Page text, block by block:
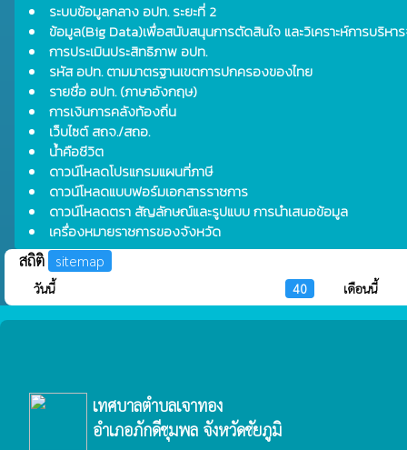
ระบบข้อมูลกลาง อปท. ระยะที่ 2
ข้อมูล(Big Data)เพื่อสนับสนุนการตัดสินใจ และวิเคราะห์การบริห
การประเมินประสิทธิภาพ อปท.
รหัส อปท. ตามมาตรฐานเขตการปกครองของไทย
รายชื่อ อปท. (ภาษาอังกฤษ)
การเงินการคลังท้องถิ่น
เว็บไซต์ สถจ./สถอ.
น้ำคือชีวิต
ดาวน์โหลดโปรแกรมแผนที่ภาษี
ดาวน์โหลดแบบฟอร์มเอกสารราชการ
ดาวน์โหลดตรา สัญลักษณ์และรูปแบบ การนำเสนอข้อมูล
เครื่องหมายราชการของจังหวัด
สถิติ sitemap
วันนี้ 40 เดือนนี้
เทศบาลตำบลเจาทอง
อำเภอภักดีชุมพล จังหวัดชัยภูมิ